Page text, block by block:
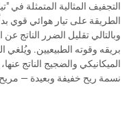
التجفيف المثالية المتمثلة في
الطريقة على تيار هوائي قوي
وبالتالي تقليل الضرر الناتج
بريقه وقوته الطبيعيين. ويُلغي
الميكانيكي والضجيج الناتج
نسمة ريح خفيفة وبعيدة —